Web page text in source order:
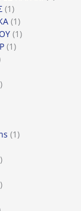
11
προϊόν
11
προϊόν
11
11
14
11
1